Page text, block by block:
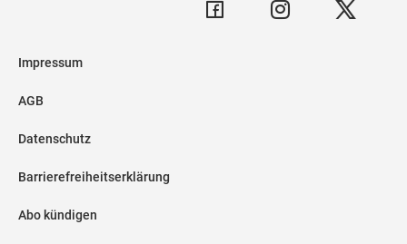
Impressum
AGB
Datenschutz
Barrierefreiheitserklärung
Abo kündigen